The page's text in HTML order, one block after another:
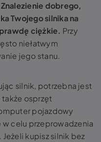
Znalezienie dobrego,
Twojego silnika na
ciężkie. Przy
niełatwym
jego stanu.
silnik, potrzebna jest
osprzęt
pojazdowy
celu przeprowadzenia
kupisz silnik bez